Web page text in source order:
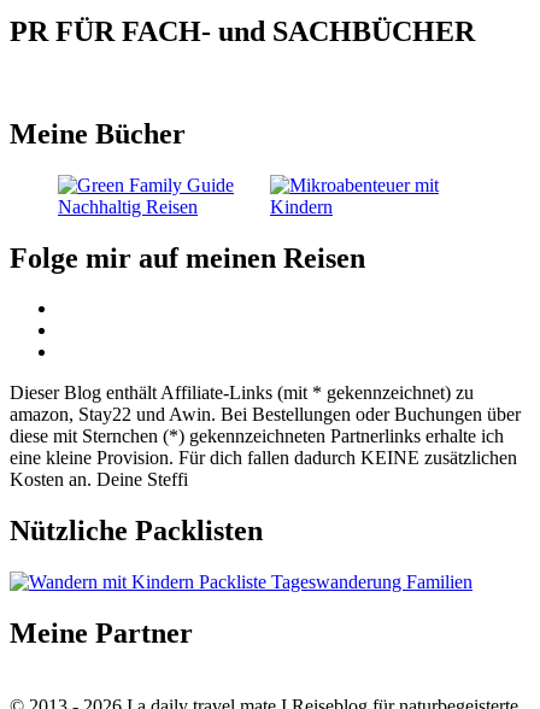
PR FÜR FACH- und SACHBÜCHER
Meine Bücher
Folge mir auf meinen Reisen
Dieser Blog enthält Affiliate-Links (mit * gekennzeichnet) zu
amazon, Stay22 und Awin. Bei Bestellungen oder Buchungen über
diese mit Sternchen (*) gekennzeichneten Partnerlinks erhalte ich
eine kleine Provision. Für dich fallen dadurch KEINE zusätzlichen
Kosten an. Deine Steffi
Nützliche Packlisten
Meine Partner